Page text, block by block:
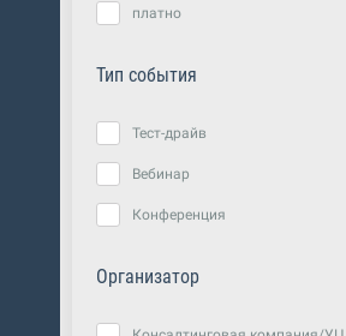
платно
Тип события
Тест-драйв
Вебинар
Конференция
Организатор